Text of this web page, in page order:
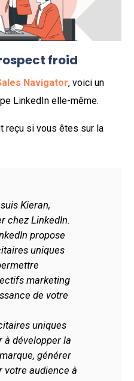
froid
Navigator, voici un
LinkedIn elle-même.
reçu si vous êtes sur la
Kieran,
chez LinkedIn.
propose
uniques
marketing
de votre
uniques
à développer la
générer
votre audience à